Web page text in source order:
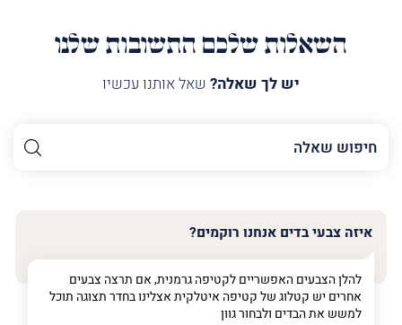
השאלות שלכם התשובות שלנו
יש לך שאלה? שאל אותנו עכשיו
השם
שלך
טלפון (חובה)
איזה צבעי בדים אנחנו רוקמים?
להלן הצבעים האפשריים לקטיפה גרמנית, אם תרצה צבעים
אחרים יש קטלוג של קטיפה איטלקית אצלינו בחדר תצוגה תוכל
למשש את הבדים ולבחור גוון